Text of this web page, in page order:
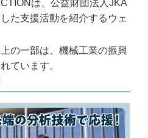
は、公益財団法人JKA
た支援活動を紹介するウェ
の一部は、機械工業の振興
ています。